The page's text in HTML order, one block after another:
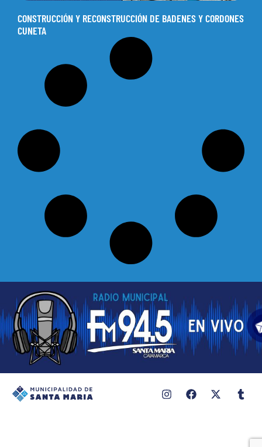
CONSTRUCCIÓN Y RECONSTRUCCIÓN DE BADENES Y CORDONES
CUNETA